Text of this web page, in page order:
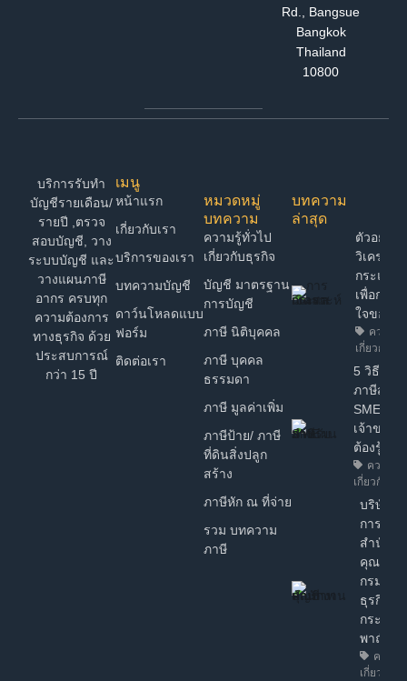
Rd., Bangsue
Bangkok
Thailand
10800
บริการรับทำ
บัญชีรายเดือน/
รายปี ,ตรวจ
สอบบัญชี, วาง
ระบบบัญชี และ
วางแผนภาษี
อากร ครบทุก
ความต้องการ
ทางธุรกิจ ด้วย
ประสบการณ์
กว่า 15 ปี
เมนู
หน้าแรก
เกี่ยวกับเรา
บริการของเรา
บทความบัญชี
ดาว์นโหลดแบบ
ฟอร์ม
ติดต่อเรา
หมวดหมู่
บทความ
ความรู้ทั่วไป
เกี่ยวกับธุรกิจ
บัญชี มาตรฐาน
การบัญชี
ภาษี นิติบุคคล
ภาษี บุคคล
ธรรมดา
ภาษี มูลค่าเพิ่ม
ภาษีป้าย/ ภาษี
ที่ดินสิ่งปลูก
สร้าง
ภาษีหัก ณ ที่จ่าย
รวม บทความ
ภาษี
บทความ
ล่าสุด
ตัวอย่าง
วิเคราะห์
กระแสเ
เพื่อการ
ใจของ
ความรู้
เกี่ยวกับธุร
5 วิธี วา
ภาษีสำห
SME ง่า
เจ้าของธุ
ต้องรู้!
ความรู้
เกี่ยวกับธุร
บริษัทฯ
การรับร
สำนักง
คุณภาพ
กรมพัฒ
ธุรกิจก
กระทรว
พาณิชย์
ความ
เกี่ยวกับธุ